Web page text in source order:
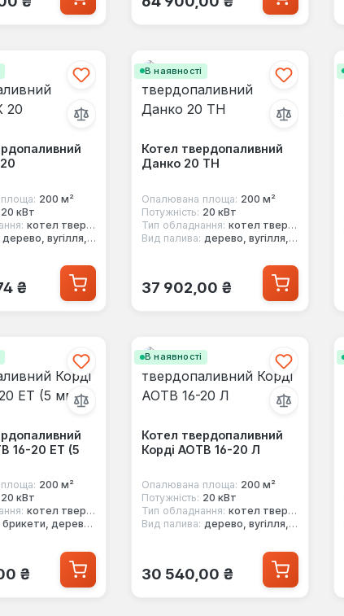
200 м²
20 кВт
котел твердопаливний
дерево, вугілля, кокс
₴
В наявності
Котел твердопаливний
Данко 20 ТН
Опалювана площа: 200 м²
Потужність: 20 кВт
Тип обладнання: котел твердопаливний
Вид палива: дерево, вугілля, кокс
Звичайна ціна:
37 902,00 ₴
16-20 ЕТ (5
200 м²
20 кВт
котел твердопаливний
брикети, дерево, вугілля, кокс
₴
В наявності
Котел твердопаливний
Корді АОТВ 16-20 Л
Опалювана площа: 200 м²
Потужність: 20 кВт
Тип обладнання: котел твердопаливний
Вид палива: дерево, вугілля, кокс
Звичайна ціна:
30 540,00 ₴